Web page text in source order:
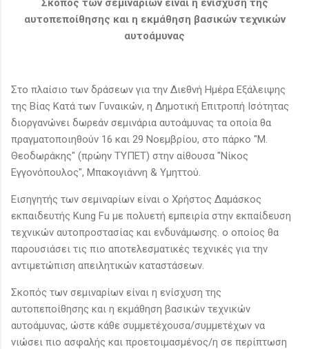
Σκοπός των σεμιναρίων είναι η ενίσχυση της
αυτοπεποίθησης και η εκμάθηση βασικών τεχνικών
αυτοάμυνας
Στο πλαίσιο των δράσεων για την Διεθνή Ημέρα Εξάλειψης
της Βίας Κατά των Γυναικών, η Δημοτική Επιτροπή Ισότητας
διοργανώνει δωρεάν σεμινάρια αυτοάμυνας τα οποία θα
πραγματοποιηθούν 16 και 29 Νοεμβρίου, στο πάρκο "Μ.
Θεοδωράκης" (πρώην ΤΥΠΕΤ) στην αίθουσα "Νίκος
Εγγονόπουλος", Μπακογιάννη & Υμηττού.
Εισηγητής των σεμιναρίων είναι ο Χρήστος Δαμάσκος
εκπαιδευτής Kung Fu με πολυετή εμπειρία στην εκπαίδευση
τεχνικών αυτοπροστασίας και ενδυνάμωσης. ο οποίος θα
παρουσιάσει τις πιο αποτελεσματικές τεχνικές για την
αντιμετώπιση απειλητικών καταστάσεων.
Σκοπός των σεμιναρίων είναι η ενίσχυση της
αυτοπεποίθησης και η εκμάθηση βασικών τεχνικών
αυτοάμυνας, ώστε κάθε συμμετέχουσα/συμμετέχων να
νιώσει πιο ασφαλής και προετοιμασμένος/η σε περίπτωση